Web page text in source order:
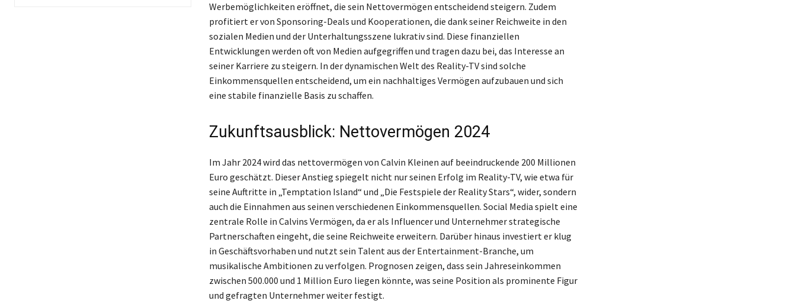
Werbemöglichkeiten eröffnet, die sein Nettovermögen entscheidend steigern. Zudem
profitiert er von Sponsoring-Deals und Kooperationen, die dank seiner Reichweite in den
sozialen Medien und der Unterhaltungsszene lukrativ sind. Diese finanziellen
Entwicklungen werden oft von Medien aufgegriffen und tragen dazu bei, das Interesse an
seiner Karriere zu steigern. In der dynamischen Welt des Reality-TV sind solche
Einkommensquellen entscheidend, um ein nachhaltiges Vermögen aufzubauen und sich
eine stabile finanzielle Basis zu schaffen.
Zukunftsausblick: Nettovermögen 2024
Im Jahr 2024 wird das nettovermögen von Calvin Kleinen auf beeindruckende 200 Millionen
Euro geschätzt. Dieser Anstieg spiegelt nicht nur seinen Erfolg im Reality-TV, wie etwa für
seine Auftritte in „Temptation Island“ und „Die Festspiele der Reality Stars“, wider, sondern
auch die Einnahmen aus seinen verschiedenen Einkommensquellen. Social Media spielt eine
zentrale Rolle in Calvins Vermögen, da er als Influencer und Unternehmer strategische
Partnerschaften eingeht, die seine Reichweite erweitern. Darüber hinaus investiert er klug
in Geschäftsvorhaben und nutzt sein Talent aus der Entertainment-Branche, um
musikalische Ambitionen zu verfolgen. Prognosen zeigen, dass sein Jahreseinkommen
zwischen 500.000 und 1 Million Euro liegen könnte, was seine Position als prominente Figur
und gefragten Unternehmer weiter festigt.